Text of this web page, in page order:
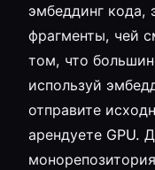
эмбеддинг кода,
фрагменты, чей
том, что
используй
отправите
арендуете GPU.